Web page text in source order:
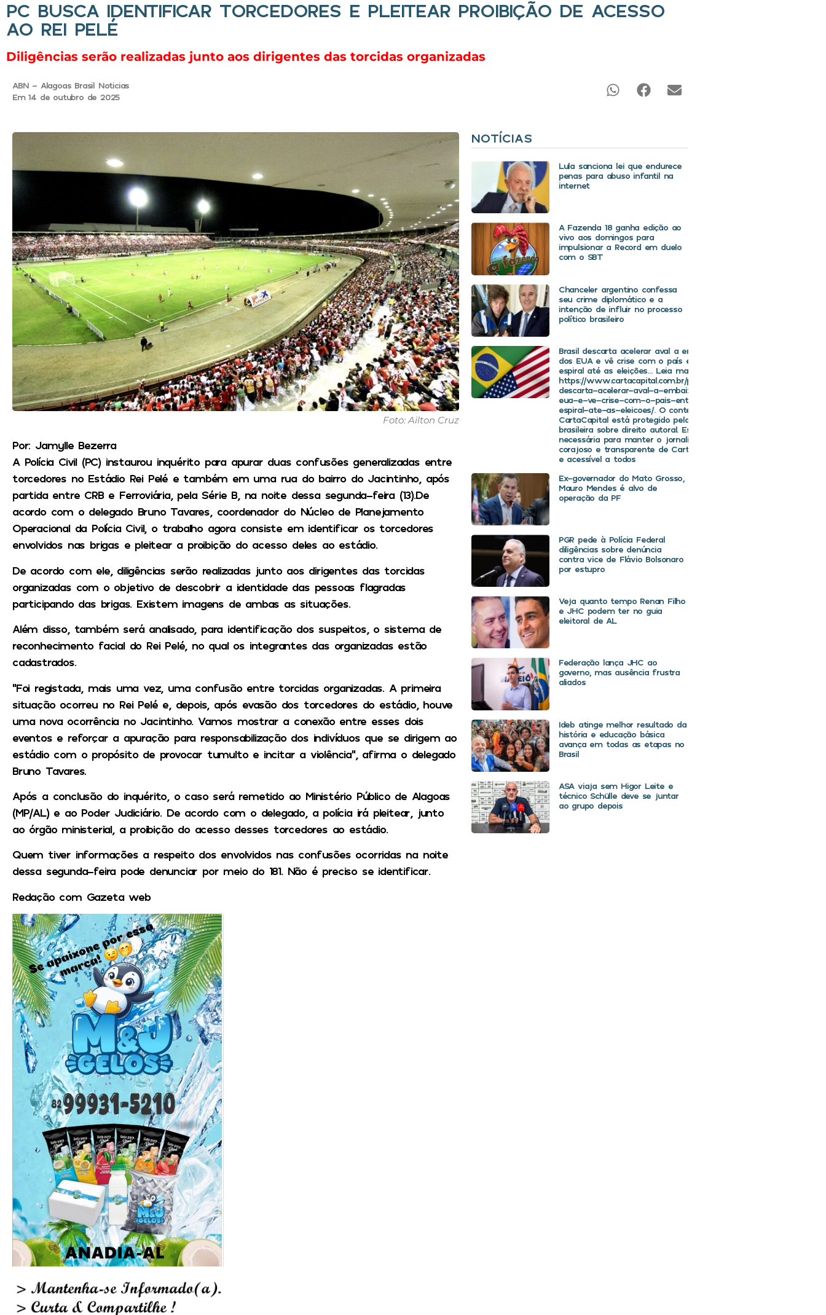
PC BUSCA IDENTIFICAR TORCEDORES E PLEITEAR PROIBIÇÃO DE ACESSO
AO REI PELÉ
Diligências serão realizadas junto aos dirigentes das torcidas organizadas
ABN - Alagoas Brasil Noticias
Em 14 de outubro de 2025
Foto: Ailton Cruz
Por: Jamylle Bezerra
A Polícia Civil (PC) instaurou inquérito para apurar duas confusões generalizadas entre
torcedores no Estádio Rei Pelé e também em uma rua do bairro do Jacintinho, após
partida entre CRB e Ferroviária, pela Série B, na noite dessa segunda-feira (13).De
acordo com o delegado Bruno Tavares, coordenador do Núcleo de Planejamento
Operacional da Polícia Civil, o trabalho agora consiste em identificar os torcedores
envolvidos nas brigas e pleitear a proibição do acesso deles ao estádio.
De acordo com ele, diligências serão realizadas junto aos dirigentes das torcidas
organizadas com o objetivo de descobrir a identidade das pessoas flagradas
participando das brigas. Existem imagens de ambas as situações.
Além disso, também será analisado, para identificação dos suspeitos, o sistema de
reconhecimento facial do Rei Pelé, no qual os integrantes das organizadas estão
cadastrados.
“Foi registada, mais uma vez, uma confusão entre torcidas organizadas. A primeira
situação ocorreu no Rei Pelé e, depois, após evasão dos torcedores do estádio, houve
uma nova ocorrência no Jacintinho. Vamos mostrar a conexão entre esses dois
eventos e reforçar a apuração para responsabilização dos indivíduos que se dirigem ao
estádio com o propósito de provocar tumulto e incitar a violência”, afirma o delegado
Bruno Tavares.
Após a conclusão do inquérito, o caso será remetido ao Ministério Público de Alagoas
(MP/AL) e ao Poder Judiciário. De acordo com o delegado, a polícia irá pleitear, junto
ao órgão ministerial, a proibição do acesso desses torcedores ao estádio.
Quem tiver informações a respeito dos envolvidos nas confusões ocorridas na noite
dessa segunda-feira pode denunciar por meio do 181. Não é preciso se identificar.
Redação com Gazeta web
NOTÍCIAS
Lula sanciona lei que endurece
penas para abuso infantil na
internet
A Fazenda 18 ganha edição ao
vivo aos domingos para
impulsionar a Record em duelo
com o SBT
Chanceler argentino confessa
seu crime diplomático e a
intenção de influir no processo
político brasileiro
Brasil descarta acelerar aval a embaixador
dos EUA e vê crise com o país entrar em
espiral até as eleições… Leia mais em
https://www.cartacapital.com.br/politica/brasil-
descarta-acelerar-aval-a-embaixador-dos-
eua-e-ve-crise-com-o-pais-entrar-em-
espiral-ate-as-eleicoes/. O conteúdo de
CartaCapital está protegido pela legislação
brasileira sobre direito autoral. Essa defesa é
necessária para manter o jornalismo
corajoso e transparente de CartaCapital vivo
e acessível a todos
Ex-governador do Mato Grosso,
Mauro Mendes é alvo de
operação da PF
PGR pede à Polícia Federal
diligências sobre denúncia
contra vice de Flávio Bolsonaro
por estupro
Veja quanto tempo Renan Filho
e JHC podem ter no guia
eleitoral de AL
Federação lança JHC ao
governo, mas ausência frustra
aliados
Ideb atinge melhor resultado da
história e educação básica
avança em todas as etapas no
Brasil
ASA viaja sem Higor Leite e
técnico Schülle deve se juntar
ao grupo depois